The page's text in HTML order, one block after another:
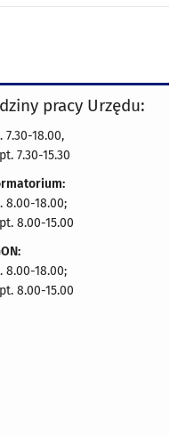
pracy Urzędu:
7.30-18.00,
7.30-15.30
8.00-18.00;
8.00-15.00
8.00-18.00;
8.00-15.00